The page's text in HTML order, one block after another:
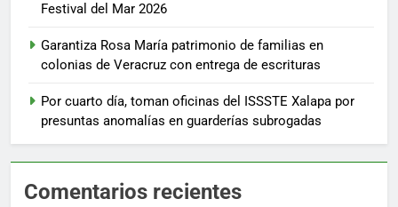
Festival del Mar 2026
Garantiza Rosa María patrimonio de familias en
colonias de Veracruz con entrega de escrituras
Por cuarto día, toman oficinas del ISSSTE Xalapa por
presuntas anomalías en guarderías subrogadas
Comentarios recientes